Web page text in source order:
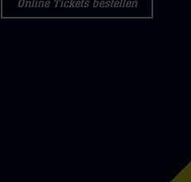
Online Tickets bestellen